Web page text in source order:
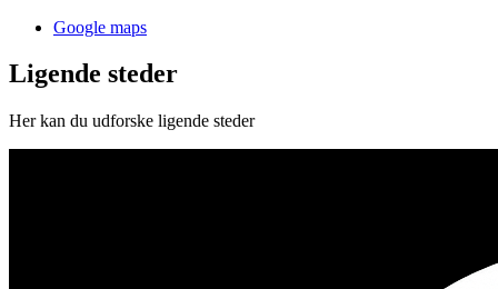
Google maps
Ligende steder
Her kan du udforske ligende steder